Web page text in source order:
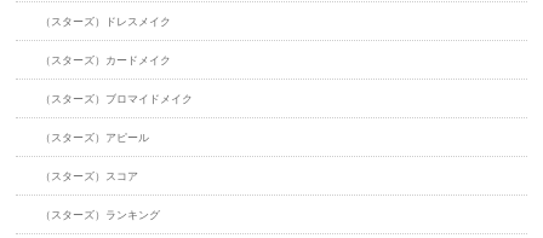
（スターズ）ドレスメイク
（スターズ）カードメイク
（スターズ）ブロマイドメイク
（スターズ）アピール
（スターズ）スコア
（スターズ）ランキング